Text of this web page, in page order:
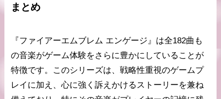
まとめ
『ファイアーエムブレム エンゲージ』は全182曲も
の音楽がゲーム体験をさらに豊かにしていることが
特徴です。このシリーズは、戦略性重視のゲームプ
レイに加え、心に強く訴えかけるストーリーを兼ね